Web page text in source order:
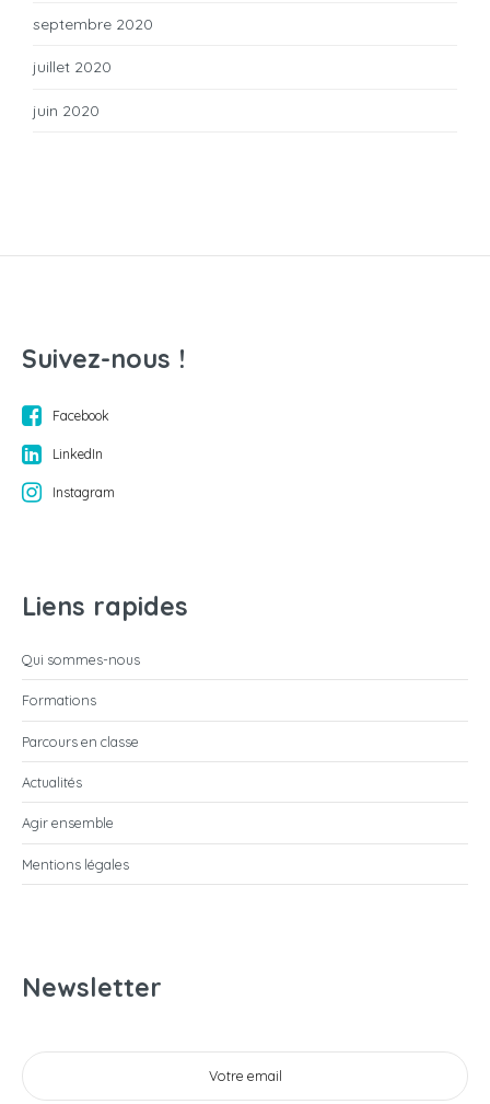
septembre 2020
juillet 2020
juin 2020
Suivez-nous !
Facebook
LinkedIn
Instagram
Liens rapides
Qui sommes-nous
Formations
Parcours en classe
Actualités
Agir ensemble
Mentions légales
Newsletter